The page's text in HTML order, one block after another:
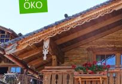
ÖKO